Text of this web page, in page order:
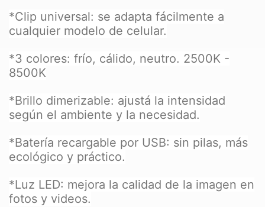
*Clip universal: se adapta fácilmente a
cualquier modelo de celular.
*3 colores: frío, cálido, neutro. 2500K -
8500K
*Brillo dimerizable: ajustá la intensidad
según el ambiente y la necesidad.
*Batería recargable por USB: sin pilas, más
ecológico y práctico.
*Luz LED: mejora la calidad de la imagen en
fotos y videos.